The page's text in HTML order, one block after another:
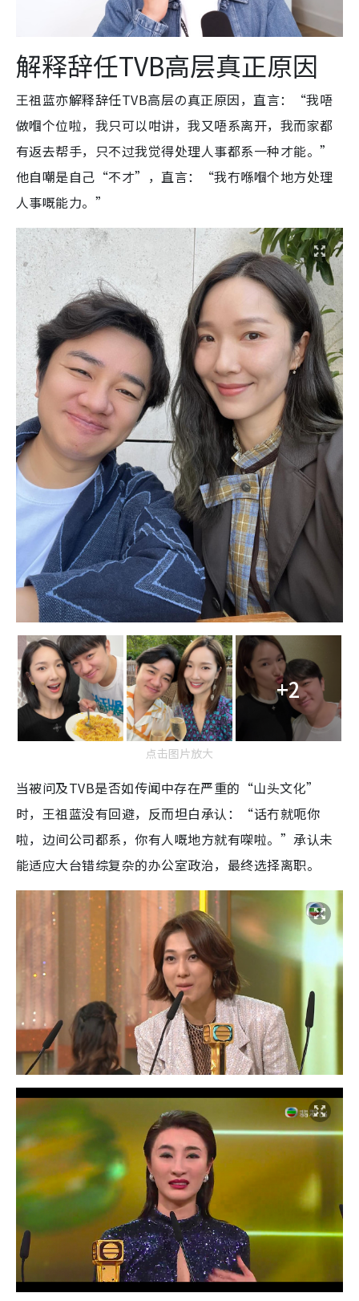
解释辞任TVB高层真正原因
王祖蓝亦解释辞任TVB高层の真正原因，直言：“我唔
做嗰个位啦，我只可以咁讲，我又唔系离开，我而家都
有返去帮手，只不过我觉得处理人事都系一种才能。”
他自嘲是自己“不才”，直言：“我冇喺嗰个地方处理
人事嘅能力。”
+2
点击图片放大
当被问及TVB是否如传闻中存在严重的“山头文化”
时，王祖蓝没有回避，反而坦白承认：“话冇就呃你
啦，边间公司都系，你有人嘅地方就有㗎啦。”承认未
能适应大台错综复杂的办公室政治，最终选择离职。